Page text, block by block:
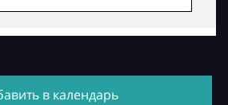
в календарь